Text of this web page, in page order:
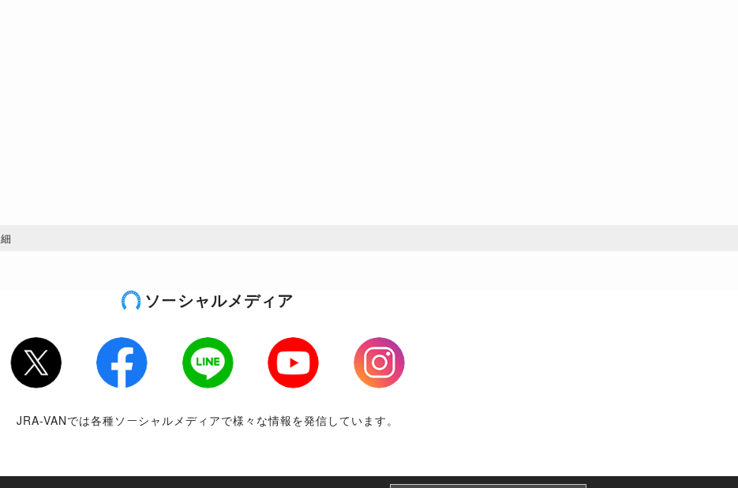
ソーシャルメディア
Twitter Facebook LINE Youtube
Instagram
JRA-VANでは各種ソーシャルメディアで様々な情報を発信しています。